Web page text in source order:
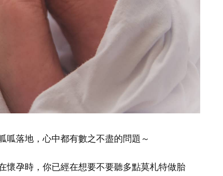
呱落地，心中都有數之不盡的問題～
懷孕時，你已經在想要不要聽多點莫札特做胎